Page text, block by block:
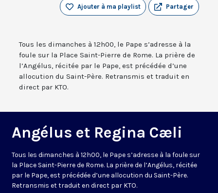
Partager
Ajouter à ma playlist
Tous les dimanches à 12h00, le Pape s’adresse à la
foule sur la Place Saint-Pierre de Rome. La prière de
l’Angélus, récitée par le Pape, est précédée d’une
allocution du Saint-Père. Retransmis et traduit en
direct par KTO.
Angélus et Regina Cæli
Tous les dimanches à 12h00, le Pape s’adresse à la foule sur
la Place Saint-Pierre de Rome. La prière de l’Angélus, récitée
par le Pape, est précédée d’une allocution du Saint-Père.
Retransmis et traduit en direct par KTO.